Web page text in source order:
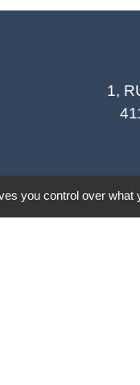
1,
you control over what